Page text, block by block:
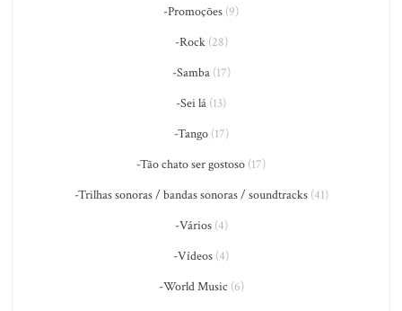
-Promoções (9)
-Rock(28)
-Samba(17)
-Sei lá (13)
-Tango(17)
-Tão chato ser gostoso (17)
-Trilhas sonoras / bandas sonoras / soundtracks(41)
-Vários(4)
-Vídeos (4)
-World Music (6)